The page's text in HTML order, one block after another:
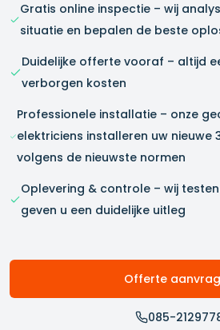
Gratis online inspectie – wij
situatie en bepalen de beste
Duidelijke offerte vooraf – altijd
verborgen kosten
Professionele installatie – onze
elektriciens installeren uw
volgens de nieuwste normen
Oplevering & controle – wij
geven u een duidelijke uitleg
Offerte
085-